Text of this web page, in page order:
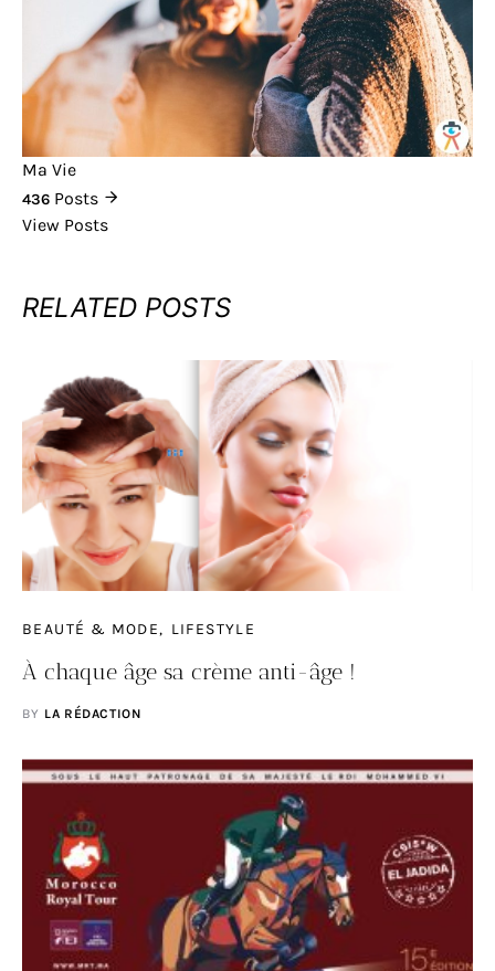
Ma Vie
436 Posts
View Posts
RELATED POSTS
BEAUTÉ & MODE LIFESTYLE
À chaque âge sa crème anti-âge !
BY LA RÉDACTION